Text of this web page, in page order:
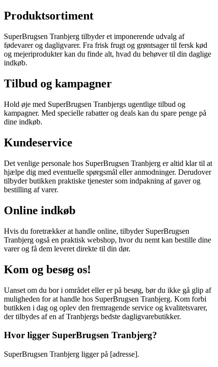
Produktsortiment
SuperBrugsen Tranbjerg tilbyder et imponerende udvalg af
fødevarer og dagligvarer. Fra frisk frugt og grøntsager til fersk kød
og mejeriprodukter kan du finde alt, hvad du behøver til din daglige
indkøb.
Tilbud og kampagner
Hold øje med SuperBrugsen Tranbjergs ugentlige tilbud og
kampagner. Med specielle rabatter og deals kan du spare penge på
dine indkøb.
Kundeservice
Det venlige personale hos SuperBrugsen Tranbjerg er altid klar til at
hjælpe dig med eventuelle spørgsmål eller anmodninger. Derudover
tilbyder butikken praktiske tjenester som indpakning af gaver og
bestilling af varer.
Online indkøb
Hvis du foretrækker at handle online, tilbyder SuperBrugsen
Tranbjerg også en praktisk webshop, hvor du nemt kan bestille dine
varer og få dem leveret direkte til din dør.
Kom og besøg os!
Uanset om du bor i området eller er på besøg, bør du ikke gå glip af
muligheden for at handle hos SuperBrugsen Tranbjerg. Kom forbi
butikken i dag og oplev den fremragende service og kvalitetsvarer,
der tilbydes af en af Tranbjergs bedste dagligvarebutikker.
Hvor ligger SuperBrugsen Tranbjerg?
SuperBrugsen Tranbjerg ligger på [adresse].